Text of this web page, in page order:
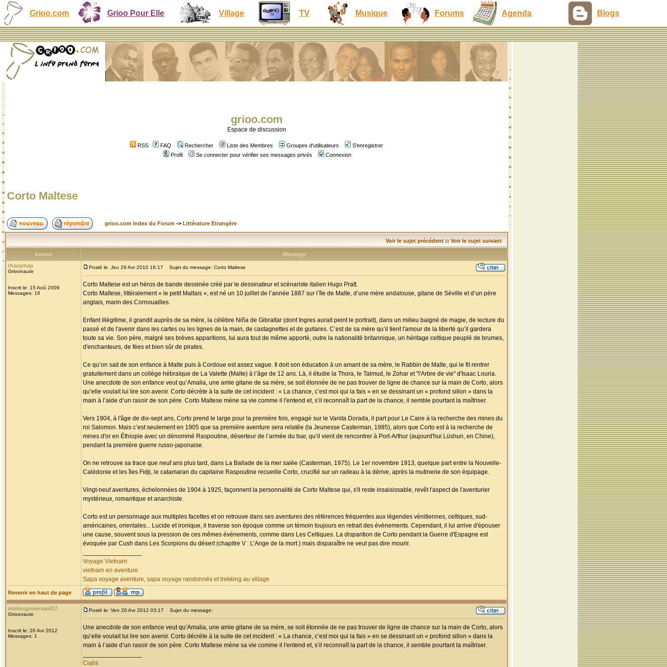
Grioo.com Grioo Pour Elle Village TV Musique Forums Agenda Blogs
grioo.com
Espace de discussion
RSS FAQ Rechercher Liste des Membres Groupes d'utilisateurs
S'enregistrer
Profil
Se connecter pour vérifier ses messages privés Connexion
Corto Maltese
grioo.com Index du Forum -> Littérature Etrangère
Voir le sujet précédent :: Voir le sujet suivant
Auteur
Message
thaophap
Grioonaute
Inscrit le: 15 Aoû 2009
Messages: 16
Posté le: Jeu 29 Avr 2010 16:17 Sujet du message: Corto Maltese
Corto Maltese est un héros de bande dessinée créé par le dessinateur et scénariste italien Hugo Pratt.
Corto Maltese, littéralement « le petit Maltais », est né un 10 juillet de l’année 1887 sur l’île de Malte, d’une mère andalouse, gitane de Séville et d’un père
anglais, marin des Cornouailles.
Enfant illégitime, il grandit auprès de sa mère, la célèbre Niña de Gibraltar (dont Ingres aurait peint le portrait), dans un milieu baigné de magie, de lecture du
passé et de l'avenir dans les cartes ou les lignes de la main, de castagnettes et de guitares. C’est de sa mère qu’il tient l'amour de la liberté qu’il gardera
toute sa vie. Son père, malgré ses brèves apparitions, lui aura tout de même apporté, outre la nationalité britannique, un héritage celtique peuplé de brumes,
d'enchanteurs, de fées et bien sûr de pirates.
Ce qu’on sait de son enfance à Malte puis à Cordoue est assez vague. Il doit son éducation à un amant de sa mère, le Rabbin de Malte, qui le fit rentrer
gratuitement dans un collège hébraïque de La Valette (Malte) à l’âge de 12 ans. Là, il étudie la Thora, le Talmud, le Zohar et "l'Arbre de vie" d'Isaac Louria.
Une anecdote de son enfance veut qu’Amalia, une amie gitane de sa mère, se soit étonnée de ne pas trouver de ligne de chance sur la main de Corto, alors
qu’elle voulait lui lire son avenir. Corto décrète à la suite de cet incident : « La chance, c’est moi qui la fais » en se dessinant un « profond sillon » dans la
main à l’aide d’un rasoir de son père. Corto Maltese mène sa vie comme il l'entend et, s’il reconnaît la part de la chance, il semble pourtant la maîtriser.
Vers 1904, à l'âge de dix-sept ans, Corto prend le large pour la première fois, engagé sur le Vanita Dorada, il part pour Le Caire à la recherche des mines du
roi Salomon. Mais c’est seulement en 1905 que sa première aventure sera relatée (la Jeunesse Casterman, 1985), alors que Corto est à la recherche de
mines d'or en Éthiopie avec un dénommé Raspoutine, déserteur de l’armée du tsar, qu’il vient de rencontrer à Port-Arthur (aujourd'hui Lüshun, en Chine),
pendant la première guerre russo-japonaise.
On ne retrouve sa trace que neuf ans plus tard, dans La Ballade de la mer salée (Casterman, 1975). Le 1er novembre 1913, quelque part entre la Nouvelle-
Calédonie et les îles Fidji, le catamaran du capitaine Raspoutine recueille Corto, crucifié sur un radeau à la dérive, après la mutinerie de son équipage.
Vingt-neuf aventures, échelonnées de 1904 à 1925, façonnent la personnalité de Corto Maltese qui, s'il reste insaisissable, revêt l'aspect de l'aventurier
mystérieux, romantique et anarchiste.
Corto est un personnage aux multiples facettes et on retrouve dans ses aventures des références fréquentes aux légendes vénitiennes, celtiques, sud-
américaines, orientales... Lucide et ironique, il traverse son époque comme un témoin toujours en retrait des évènements. Cependant, il lui arrive d'épouser
une cause, souvent sous la pression de ces mêmes événements, comme dans Les Celtiques. La disparition de Corto pendant la Guerre d'Espagne est
évoquée par Cush dans Les Scorpions du désert (chapitre V : L’Ange de la mort.) mais disparaître ne veut pas dire mourir.
Voyage Vietnam
vietnam en aventure
Sapa voyage aventure, sapa voyage randonnés et trekking au village
Revenir en haut de page
mielusgreenvard17
Grioonaute
Inscrit le: 20 Avr 2012
Messages: 1
Posté le: Ven 20 Avr 2012 03:17 Sujet du message:
Une anecdote de son enfance veut qu’Amalia, une amie gitane de sa mère, se soit étonnée de ne pas trouver de ligne de chance sur la main de Corto, alors
qu’elle voulait lui lire son avenir. Corto décrète à la suite de cet incident : « La chance, c’est moi qui la fais » en se dessinant un « profond sillon » dans la
main à l’aide d’un rasoir de son père. Corto Maltese mène sa vie comme il l'entend et, s’il reconnaît la part de la chance, il semble pourtant la maîtriser.
Cialis